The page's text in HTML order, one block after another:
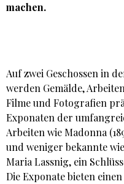
machen.
Auf zwei Geschossen in
werden Gemälde,
Filme und Fotografien
Exponaten der
Arbeiten wie Madonna
und weniger bekannte
Maria Lassnig, ein
Die Exponate bieten